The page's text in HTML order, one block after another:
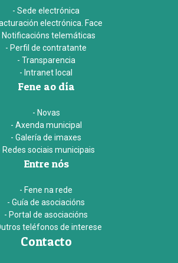
- Sede electrónica
electrónica. Face
Notificacións telemáticas
- Perfil de contratante
- Transparencia
- Intranet local
Fene ao día
- Novas
- Axenda municipal
- Galería de imaxes
Redes sociais municipais
Entre nós
- Fene na rede
- Guía de asociacións
- Portal de asociacións
teléfonos de interese
Contacto